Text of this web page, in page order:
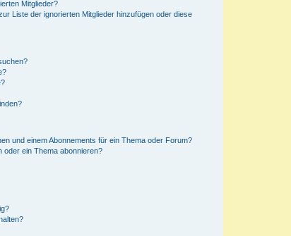
Mitglieder?
Liste der ignorierten Mitglieder hinzufügen oder diese
und einem Abonnements für ein Thema oder Forum?
oder ein Thema abonnieren?